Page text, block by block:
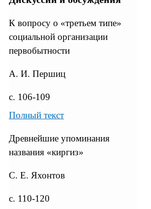
К вопросу о «третьем типе»
социальной организации
первобытности
А. И. Першиц
с. 106-109
Полный текст
Древнейшие упоминания
названия «киргиз»
С. Е. Яхонтов
с. 110-120